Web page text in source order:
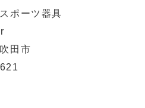
ポーツ器具
田市